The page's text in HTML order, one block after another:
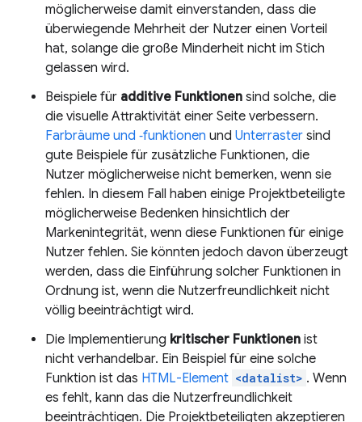
möglicherweise damit einverstanden, dass die
überwiegende Mehrheit der Nutzer einen Vorteil
hat, solange die große Minderheit nicht im Stich
gelassen wird.
Beispiele für additive Funktionen sind solche, die
die visuelle Attraktivität einer Seite verbessern.
Farbräume und ‑funktionen und Unterraster sind
gute Beispiele für zusätzliche Funktionen, die
Nutzer möglicherweise nicht bemerken, wenn sie
fehlen. In diesem Fall haben einige Projektbeteiligte
möglicherweise Bedenken hinsichtlich der
Markenintegrität, wenn diese Funktionen für einige
Nutzer fehlen. Sie könnten jedoch davon überzeugt
werden, dass die Einführung solcher Funktionen in
Ordnung ist, wenn die Nutzerfreundlichkeit nicht
völlig beeinträchtigt wird.
Die Implementierung kritischer Funktionen ist
nicht verhandelbar. Ein Beispiel für eine solche
Funktion ist das HTML-Element <datalist> . Wenn
es fehlt, kann das die Nutzerfreundlichkeit
beeinträchtigen. Die Projektbeteiligten akzeptieren